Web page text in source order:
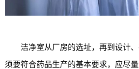
洁净室从厂房的选址，再到设计、
须要符合药品生产的基本要求，应尽